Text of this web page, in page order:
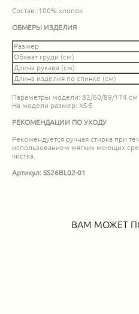
Состав: 100% хлопок
ОБМЕРЫ ИЗДЕЛИЯ
Размер
Обхват груди (см)
Длина рукава (см)
Длина изделия по спинке (см)
Параметры модели: 82/60/89/174 см
На модели размер: XS-S
РЕКОМЕНДАЦИИ ПО УХОДУ
Рекомендуется ручная стирка при
использованием мягких моющих
чистка.
Артикул: SS26BL02-01
ВАМ МОЖЕТ